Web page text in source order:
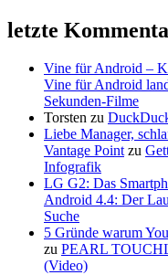
letzte
Vine für Android –
Vine für Android
Sekunden-Filme
Torsten zu
Liebe Manager,
Vantage Pointzu
Infografik
LG G2: Das
Android 4.4: Der
Suche
5 Gründe warum
zu PEARL
(Video)